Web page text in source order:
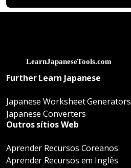
Further Learn Japanese
Japanese Worksheet Generators
Japanese Converters
Outros sítios Web
Aprender Recursos Coreanos
Aprender Recursos em Inglês